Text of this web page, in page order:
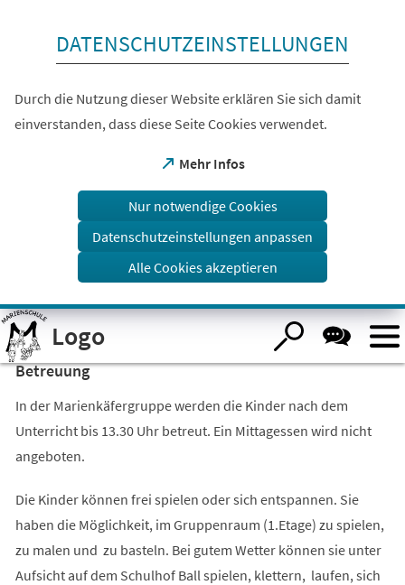
Visuelle
Assistenzsoftware
öffnen.
DATENSCHUTZEINSTELLUNGEN
Durch die Nutzung dieser Website erklären Sie sich damit
einverstanden, dass diese Seite Cookies verwendet.
Mehr Infos
(Öffnet
einem
Tab)
Nur notwendige Cookies
Datenschutzeinstellungen anpassen
Alle Cookies akzeptieren
Logo
Betreuung
In der Marienkäfergruppe werden die Kinder nach dem
Unterricht bis 13.30 Uhr betreut. Ein Mittagessen wird nicht
angeboten.
Die Kinder können frei spielen oder sich entspannen. Sie
haben die Möglichkeit, im Gruppenraum (1.Etage) zu spielen,
zu malen und zu basteln. Bei gutem Wetter können sie unter
Aufsicht auf dem Schulhof Ball spielen, klettern, laufen, sich